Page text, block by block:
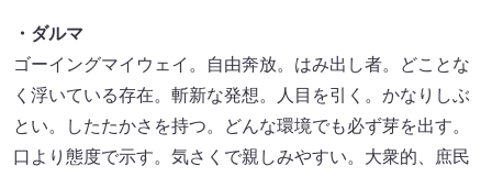
・ダルマ
ゴーイングマイウェイ。自由奔放。はみ出し者。どことな
く浮いている存在。斬新な発想。人目を引く。かなりしぶ
とい。したたかさを持つ。どんな環境でも必ず芽を出す。
口より態度で示す。気さくで親しみやすい。大衆的、庶民